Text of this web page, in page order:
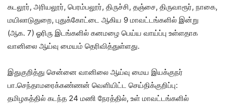
கடலூர், அரியலூர், பெரம்பலூர், திருச்சி, தஞ்சை, திருவாரூர், நாகை,
மயிலாடுதுறை, புதுக்கோட்டை ஆகிய 9 மாவட்டங்களில் இன்று
(ஆக. 7) ஓரிரு இடங்களில் கனமழை பெய்ய வாய்ப்பு உள்ளதாக
வானிலை ஆய்வு மையம் தெரிவித்துள்ளது.
இதுகுறித்து சென்னை வானிலை ஆய்வு மைய இயக்குநர்
பா.செந்தாமரைக்கண்ணன் வெளியிட்ட செய்திக்குறிப்பு:
தமிழகத்தில் கடந்த 24 மணி நேரத்தில், உள் மாவட்டங்களில்